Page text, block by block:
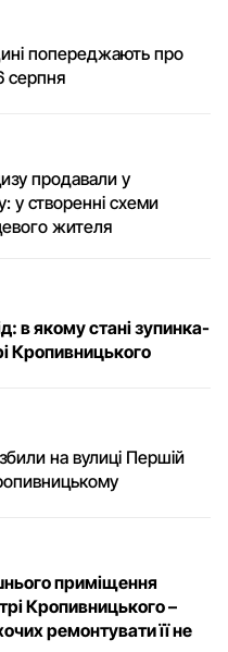
попереджають про
серпня
продавали у
у створенні схеми
жителя
в якому стані зупинка-
Кропивницького
на вулиці Першій
приміщення
Кропивницького –
ремонтувати її не